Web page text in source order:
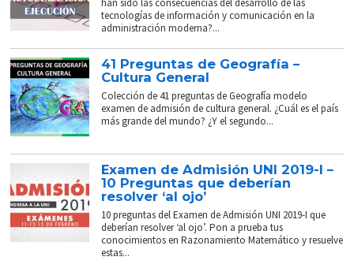
han sido las consecuencias del desarrollo de las
tecnologías de información y comunicación en la
administración moderna?...
41 Preguntas de Geografía –
Cultura General
Colección de 41 preguntas de Geografía modelo
examen de admisión de cultura general. ¿Cuál es el país
más grande del mundo? ¿Y el segundo...
Examen de Admisión UNI 2019-I –
10 Preguntas que deberían
resolver ‘al ojo’
10 preguntas del Examen de Admisión UNI 2019-I que
deberían resolver ‘al ojo’. Pon a prueba tus
conocimientos en Razonamiento Matemático y resuelve
estas...